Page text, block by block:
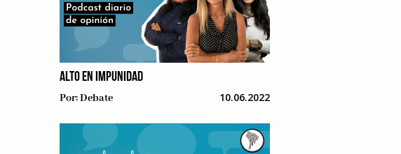
ALTO EN IMPUNIDAD
Por:Debate 10.06.2022